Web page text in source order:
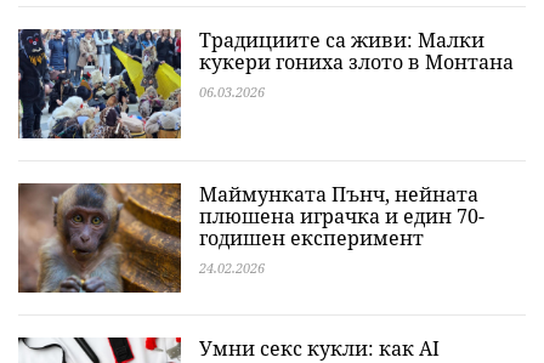
Традициите са живи: Малки
кукери гониха злото в Монтана
06.03.2026
Маймунката Пънч, нейната
плюшена играчка и един 70-
годишен експеримент
24.02.2026
Умни секс кукли: как AI